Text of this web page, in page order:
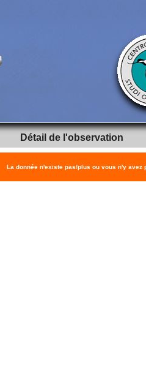
Détail de l'observation
La donnée n'existe pas/plus ou vous n'y avez